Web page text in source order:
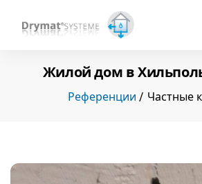
Жилой дом в
Референции Частные